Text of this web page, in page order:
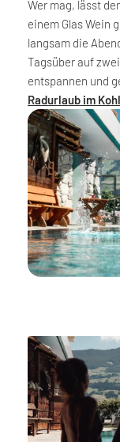
Wer mag, lässt
einem Glas Wein
langsam die
Tagsüber auf
entspannen und
Radurlaub im